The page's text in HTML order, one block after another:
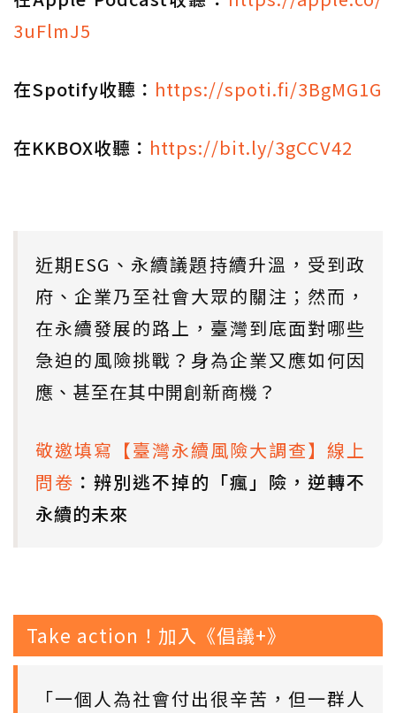
3uFlmJ5
在Spotify收聽： https://spoti.fi/3BgMG1G
在KKBOX收聽： https://bit.ly/3gCCV42
近期ESG、永續議題持續升溫，受到政
府、企業乃至社會大眾的關注；然而，
在永續發展的路上，臺灣到底面對哪些
急迫的風險挑戰？身為企業又應如何因
應、甚至在其中開創新商機？
敬邀填寫【臺灣永續風險大調查】線上
問卷 ：辨別逃不掉的「瘋」險，逆轉不
永續的未來
Take action！加入《倡議+》
「一個人為社會付出很辛苦，但一群人